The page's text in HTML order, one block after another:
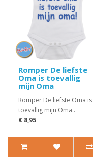
Romper De liefste
Oma is toevallig
mijn Oma
Romper De liefste Oma is
toevallig mijn Oma..
€ 8,95